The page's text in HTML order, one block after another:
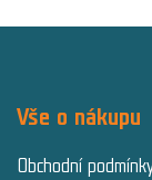
Vše o nákupu
Obchodní